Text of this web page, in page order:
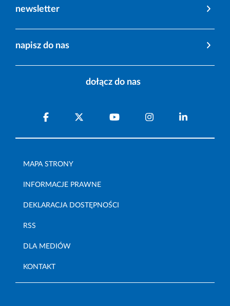
newsletter
napisz do nas
dołącz do nas
MAPA STRONY
INFORMACJE PRAWNE
DEKLARACJA DOSTĘPNOŚCI
RSS
DLA MEDIÓW
KONTAKT